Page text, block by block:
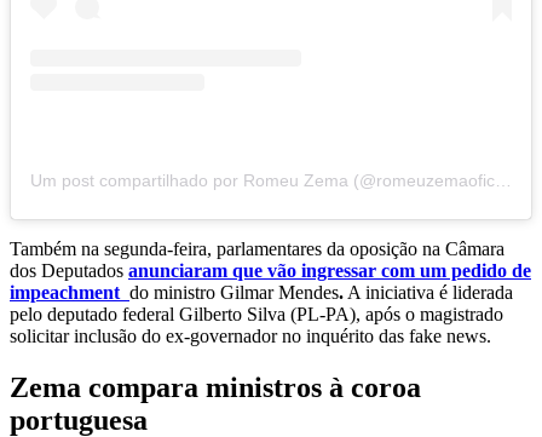
Também na segunda-feira, parlamentares da oposição na Câmara
dos Deputados anunciaram que vão ingressar com um pedido de
impeachment do ministro Gilmar Mendes. A iniciativa é liderada
pelo deputado federal Gilberto Silva (PL-PA), após o magistrado
solicitar inclusão do ex-governador no inquérito das fake news.
Zema compara ministros à coroa
portuguesa